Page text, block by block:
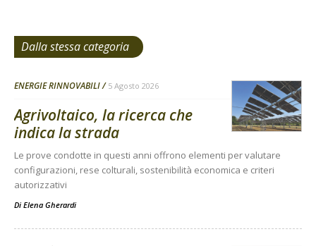
Dalla stessa categoria
ENERGIE RINNOVABILI 5 Agosto 2026
Agrivoltaico, la ricerca che
indica la strada
Le prove condotte in questi anni offrono elementi per valutare
configurazioni, rese colturali, sostenibilità economica e criteri
autorizzativi
Di Elena Gherardi